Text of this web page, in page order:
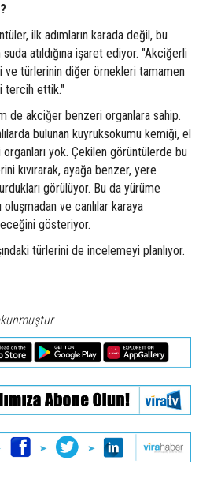
ilk adımların karada değil, bu
atıldığına işaret ediyor. "Akciğerli
ve türlerinin diğer örnekleri tamamen
tercih ettik."
de akciğer benzeri organlara sahip.
bulunan kuyruksokumu kemiği, el
yok. Çekilen görüntülerde bu
kıvırarak, ayağa benzer, yere
görülüyor. Bu da yürüme
ve canlılar karaya
gösteriyor.
türlerini de incelemeyi planlıyor.